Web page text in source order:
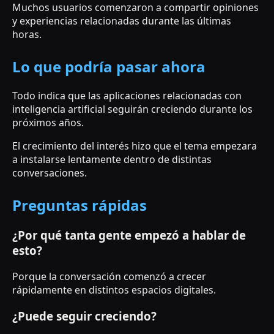
Muchos usuarios comenzaron a compartir opiniones
y experiencias relacionadas durante las últimas
horas.
Lo que podría pasar ahora
Todo indica que las aplicaciones relacionadas con
inteligencia artificial seguirán creciendo durante los
próximos años.
El crecimiento del interés hizo que el tema empezara
a instalarse lentamente dentro de distintas
conversaciones.
Preguntas rápidas
¿Por qué tanta gente empezó a hablar de
esto?
Porque la conversación comenzó a crecer
rápidamente en distintos espacios digitales.
¿Puede seguir creciendo?